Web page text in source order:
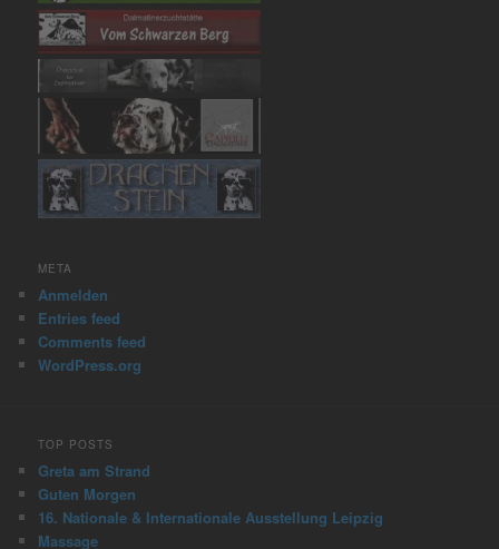
META
Anmelden
Entries feed
Comments feed
WordPress.org
TOP POSTS
Greta am Strand
Guten Morgen
16. Nationale & Internationale Ausstellung Leipzig
Massage